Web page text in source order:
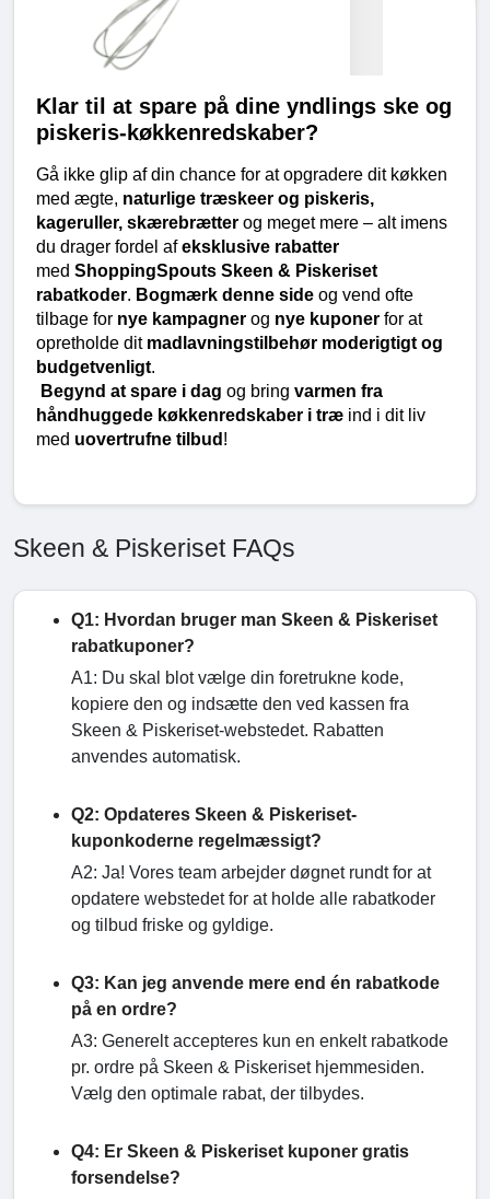
Klar til at spare på dine yndlings ske og
piskeris-køkkenredskaber?
Gå ikke glip af din chance for at opgradere dit køkken
med ægte, naturlige træskeer og piskeris,
kageruller, skærebrætter og meget mere – alt imens
du drager fordel af eksklusive rabatter
med ShoppingSpouts Skeen & Piskeriset
rabatkoder. Bogmærk denne side og vend ofte
tilbage for nye kampagner og nye kuponer for at
opretholde dit madlavningstilbehør moderigtigt og
budgetvenligt.
Begynd at spare i dag og bring varmen fra
håndhuggede køkkenredskaber i træ ind i dit liv
med uovertrufne tilbud !
Skeen & Piskeriset FAQs
Q1: Hvordan bruger man Skeen & Piskeriset
rabatkuponer?
A1: Du skal blot vælge din foretrukne kode,
kopiere den og indsætte den ved kassen fra
Skeen & Piskeriset-webstedet. Rabatten
anvendes automatisk.
Q2: Opdateres Skeen & Piskeriset-
kuponkoderne regelmæssigt?
A2: Ja! Vores team arbejder døgnet rundt for at
opdatere webstedet for at holde alle rabatkoder
og tilbud friske og gyldige.
Q3: Kan jeg anvende mere end én rabatkode
på en ordre?
A3: Generelt accepteres kun en enkelt rabatkode
pr. ordre på Skeen & Piskeriset hjemmesiden.
Vælg den optimale rabat, der tilbydes.
Q4: Er Skeen & Piskeriset kuponer gratis
forsendelse?